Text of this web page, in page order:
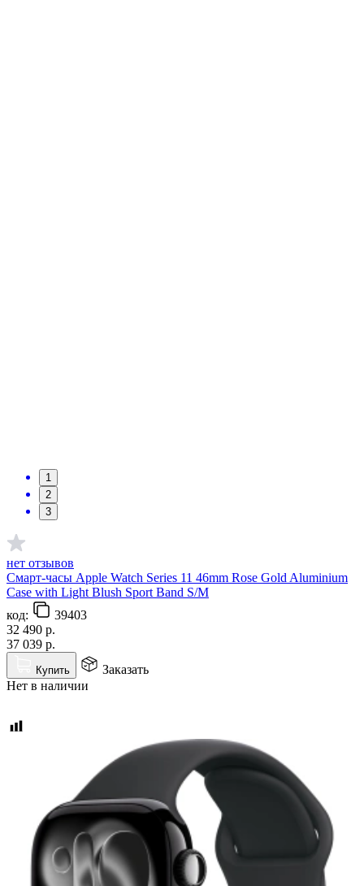
1
2
3
нет отзывов
Смарт-часы Apple Watch Series 11 46mm Rose Gold Aluminium
Case with Light Blush Sport Band S/M
код:
39403
32 490 р.
37 039 р.
Купить
Заказать
Нет в наличии